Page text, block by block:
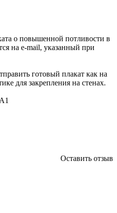
о повышенной потливости в
на e-mail, указанный при
готовый плакат как на
для закрепления на стенах.
Оставить отзыв